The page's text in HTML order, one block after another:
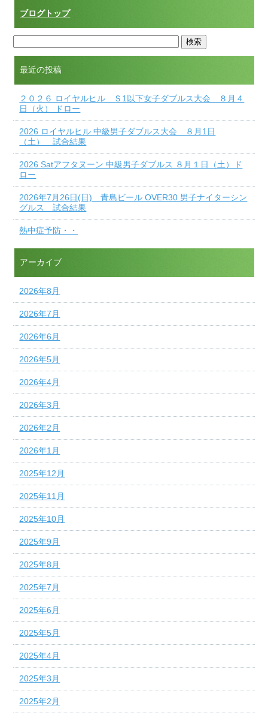
ブログトップ
最近の投稿
２０２６ ロイヤルヒル Ｓ1以下女子ダブルス大会 ８月４
日（火） ドロー
2026 ロイヤルヒル 中級男子ダブルス大会 ８月1日
（土） 試合結果
2026 Satアフタヌーン 中級男子ダブルス ８月１日（土）ド
ロー
2026年7月26日(日) 青島ビール OVER30 男子ナイターシン
グルス 試合結果
熱中症予防・・
アーカイブ
2026年8月
2026年7月
2026年6月
2026年5月
2026年4月
2026年3月
2026年2月
2026年1月
2025年12月
2025年11月
2025年10月
2025年9月
2025年8月
2025年7月
2025年6月
2025年5月
2025年4月
2025年3月
2025年2月